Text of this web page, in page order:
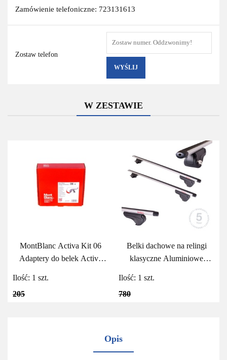
Zamówienie telefoniczne: 723131613
Zostaw telefon
WYŚLIJ
W ZESTAWIE
MontBlanc Activa Kit 06
Adaptery do belek Activa
205
Ilość: 1 szt.
Belki dachowe na relingi
klasyczne Aluminiowe
780
Ilość: 1 szt.
Opis